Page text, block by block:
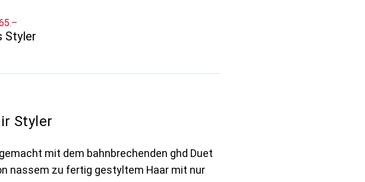
Styler
Styler
mit dem bahnbrechenden ghd Duet
nassem zu fertig gestyltem Haar mit nur